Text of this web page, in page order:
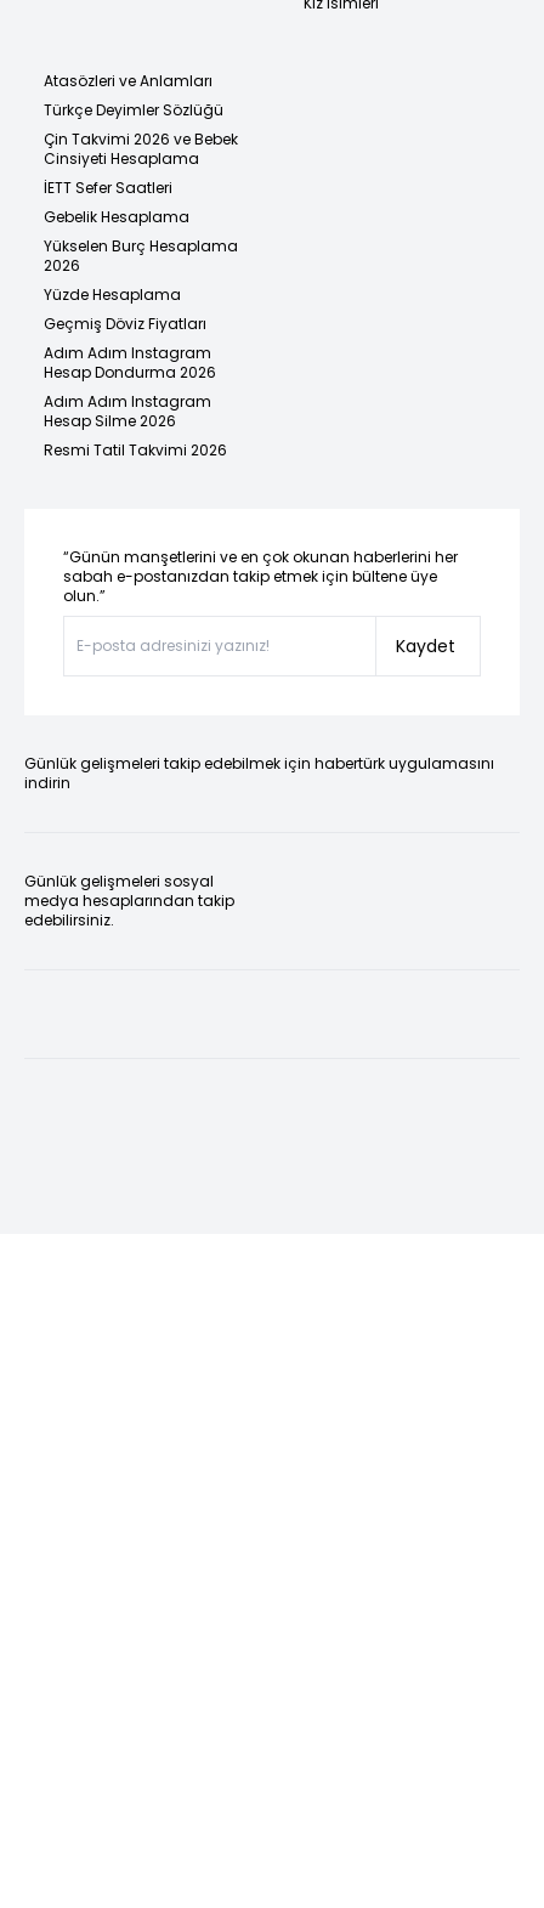
Atasözleri ve Anlamları
Türkçe Deyimler Sözlüğü
Çin Takvimi 2026 ve Bebek
Cinsiyeti Hesaplama
İETT Sefer Saatleri
Gebelik Hesaplama
Yükselen Burç Hesaplama
2026
Yüzde Hesaplama
Geçmiş Döviz Fiyatları
Adım Adım Instagram
Hesap Dondurma 2026
Adım Adım Instagram
Hesap Silme 2026
Resmi Tatil Takvimi 2026
“Günün manşetlerini ve en çok okunan haberlerini her
sabah e-postanızdan takip etmek için bültene üye
olun.”
Kaydet
Günlük gelişmeleri takip edebilmek için habertürk uygulamasını
indirin
Günlük gelişmeleri sosyal
medya hesaplarından takip
edebilirsiniz.